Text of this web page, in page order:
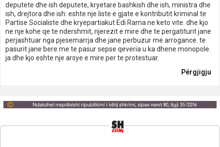
deputete dhe ish deputete, kryetare bashkish dhe ish, ministra dhe
ish, drejtora dhe ish: eshte nje liste e gjate e kontributit kriminal te
Partise Socialiste dhe kryepartiakut Edi Rama ne keto vite. dhe kjo
ne nje kohe qe te ndershmit, njerezit e mire dhe te pergatiturit jane
perjashtuar nga pjesemarrja dhe jane perbuzur me arrogance. te
pasurit jane bere me te pasur sepse qeveria u ka dhene monopole.
ja dhe kjo eshte nje arsye e mire per te protestuar.
Përgjigju